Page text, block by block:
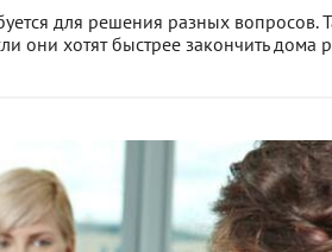
для решения разных вопросов.
они хотят быстрее закончить дома